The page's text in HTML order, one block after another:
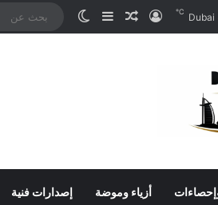
Dubai
℃ تسجيل الدخول
مقال عشوائي
إضافة عمود جانبي
الوضع المظلم
أزياء وموضة إصدارات فنية